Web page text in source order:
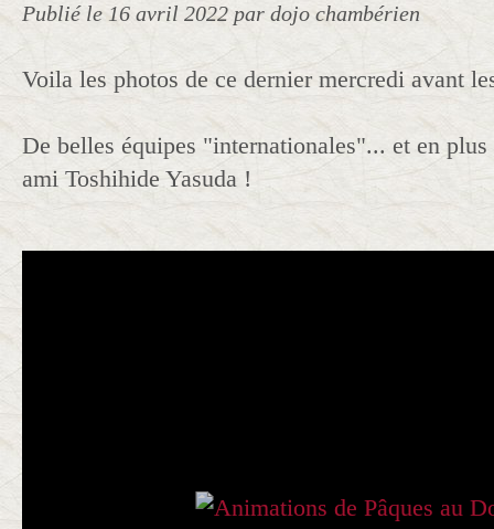
Publié le 16 avril 2022 par dojo chambérien
Voila les photos de ce dernier mercredi avant
De belles équipes "internationales"... et en plus
ami Toshihide Yasuda !